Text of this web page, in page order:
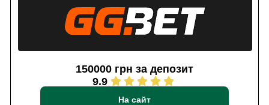
150000 грн за депозит
9.9
На сайт